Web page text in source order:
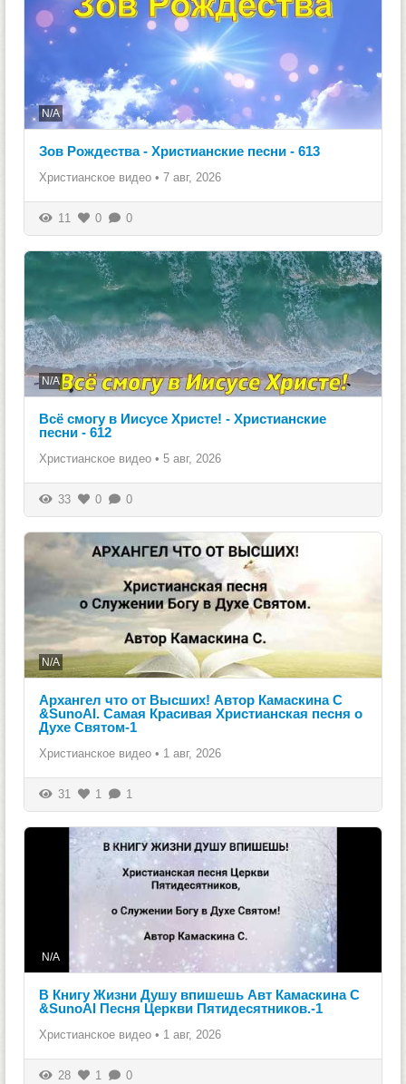
N/A
Зов Рождества - Христианские песни - 613
Христианское видео • 7 авг, 2026
11 0 0
N/A
Всё смогу в Иисусе Христе! - Христианские
песни - 612
Христианское видео • 5 авг, 2026
33 0 0
N/A
Архангел что от Высших! Автор Камаскина С
&SunoAI. Самая Красивая Христианская песня о
Духе Святом-1
Христианское видео • 1 авг, 2026
31 1 1
N/A
В Книгу Жизни Душу впишешь Авт Камаскина С
&SunoAI Песня Церкви Пятидесятников.-1
Христианское видео • 1 авг, 2026
28 1 0